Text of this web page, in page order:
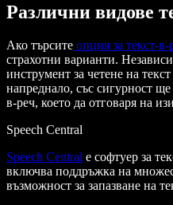
Различни видове
Ако търсите опция за текст-в-
страхотни варианти.
инструмент за четене на
напреднало, със сигурност
в-реч, което да отговаря на
Speech Central
Speech Central е софтуер за
включва поддръжка на
възможност за запазване на